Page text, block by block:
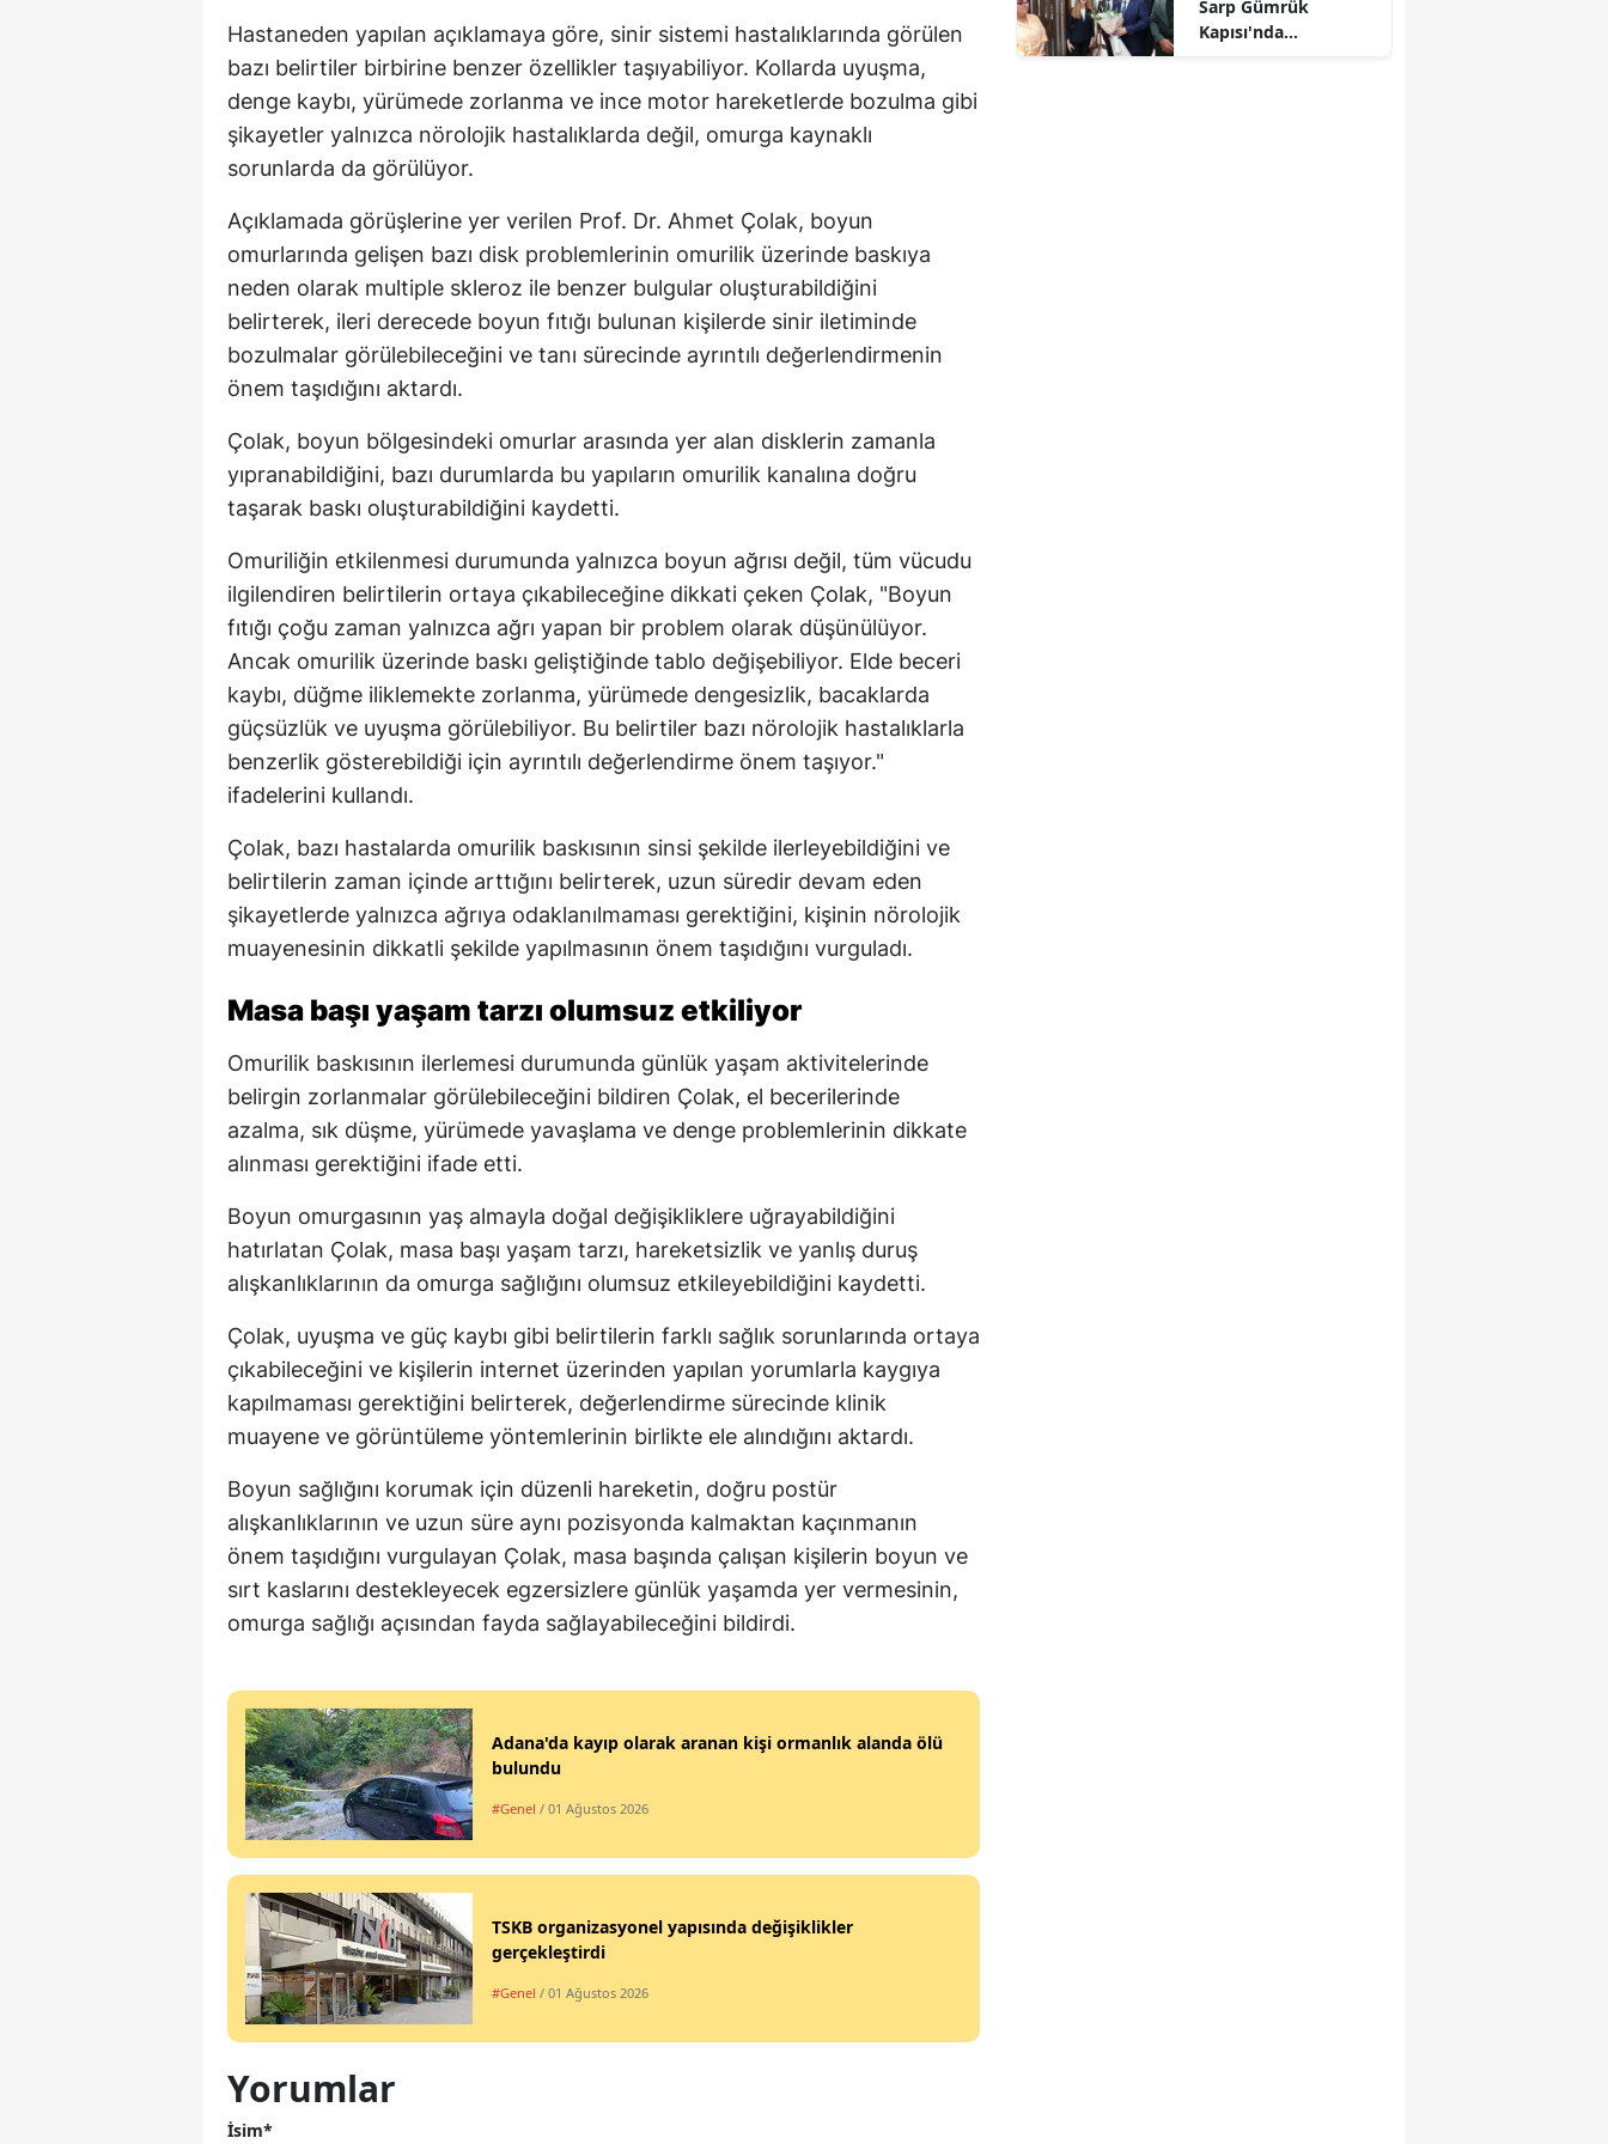
Edirne
Elazığ
Erzincan
Eskişehir
Gaziantep
Giresun
Gümüşhane
Hatay
Mersin
İstanbul
İzmir
Kars
Kastamonu
Kırklareli
Kırşehir
Kocaeli
Konya
Kütahya
Malatya
Kahramanmaraş
Mardin
Muş
Nevşehir
Niğde
Ordu
Rize
Sakarya
Siirt
Sinop
Trabzon
Şanlıurfa
Hastaneden yapılan açıklamaya göre, sinir sistemi hastalıklarında görülen
bazı belirtiler birbirine benzer özellikler taşıyabiliyor. Kollarda uyuşma,
denge kaybı, yürümede zorlanma ve ince motor hareketlerde bozulma gibi
şikayetler yalnızca nörolojik hastalıklarda değil, omurga kaynaklı
sorunlarda da görülüyor.
Açıklamada görüşlerine yer verilen Prof. Dr. Ahmet Çolak, boyun
omurlarında gelişen bazı disk problemlerinin omurilik üzerinde baskıya
neden olarak multiple skleroz ile benzer bulgular oluşturabildiğini
belirterek, ileri derecede boyun fıtığı bulunan kişilerde sinir iletiminde
bozulmalar görülebileceğini ve tanı sürecinde ayrıntılı değerlendirmenin
önem taşıdığını aktardı.
Çolak, boyun bölgesindeki omurlar arasında yer alan disklerin zamanla
yıpranabildiğini, bazı durumlarda bu yapıların omurilik kanalına doğru
taşarak baskı oluşturabildiğini kaydetti.
Omuriliğin etkilenmesi durumunda yalnızca boyun ağrısı değil, tüm vücudu
ilgilendiren belirtilerin ortaya çıkabileceğine dikkati çeken Çolak, "Boyun
fıtığı çoğu zaman yalnızca ağrı yapan bir problem olarak düşünülüyor.
Ancak omurilik üzerinde baskı geliştiğinde tablo değişebiliyor. Elde beceri
kaybı, düğme iliklemekte zorlanma, yürümede dengesizlik, bacaklarda
güçsüzlük ve uyuşma görülebiliyor. Bu belirtiler bazı nörolojik hastalıklarla
benzerlik gösterebildiği için ayrıntılı değerlendirme önem taşıyor."
ifadelerini kullandı.
Çolak, bazı hastalarda omurilik baskısının sinsi şekilde ilerleyebildiğini ve
belirtilerin zaman içinde arttığını belirterek, uzun süredir devam eden
şikayetlerde yalnızca ağrıya odaklanılmaması gerektiğini, kişinin nörolojik
muayenesinin dikkatli şekilde yapılmasının önem taşıdığını vurguladı.
Masa başı yaşam tarzı olumsuz etkiliyor
Omurilik baskısının ilerlemesi durumunda günlük yaşam aktivitelerinde
belirgin zorlanmalar görülebileceğini bildiren Çolak, el becerilerinde
azalma, sık düşme, yürümede yavaşlama ve denge problemlerinin dikkate
alınması gerektiğini ifade etti.
Boyun omurgasının yaş almayla doğal değişikliklere uğrayabildiğini
hatırlatan Çolak, masa başı yaşam tarzı, hareketsizlik ve yanlış duruş
alışkanlıklarının da omurga sağlığını olumsuz etkileyebildiğini kaydetti.
Çolak, uyuşma ve güç kaybı gibi belirtilerin farklı sağlık sorunlarında ortaya
çıkabileceğini ve kişilerin internet üzerinden yapılan yorumlarla kaygıya
kapılmaması gerektiğini belirterek, değerlendirme sürecinde klinik
muayene ve görüntüleme yöntemlerinin birlikte ele alındığını aktardı.
Boyun sağlığını korumak için düzenli hareketin, doğru postür
alışkanlıklarının ve uzun süre aynı pozisyonda kalmaktan kaçınmanın
önem taşıdığını vurgulayan Çolak, masa başında çalışan kişilerin boyun ve
sırt kaslarını destekleyecek egzersizlere günlük yaşamda yer vermesinin,
omurga sağlığı açısından fayda sağlayabileceğini bildirdi.
Adana'da kayıp olarak aranan kişi ormanlık alanda ölü
bulundu
#Genel / 01 Ağustos 2026
TSKB organizasyonel yapısında değişiklikler
gerçekleştirdi
#Genel / 01 Ağustos 2026
Yorumlar
İsim*
Sarp Gümrük
Kapısı'nda